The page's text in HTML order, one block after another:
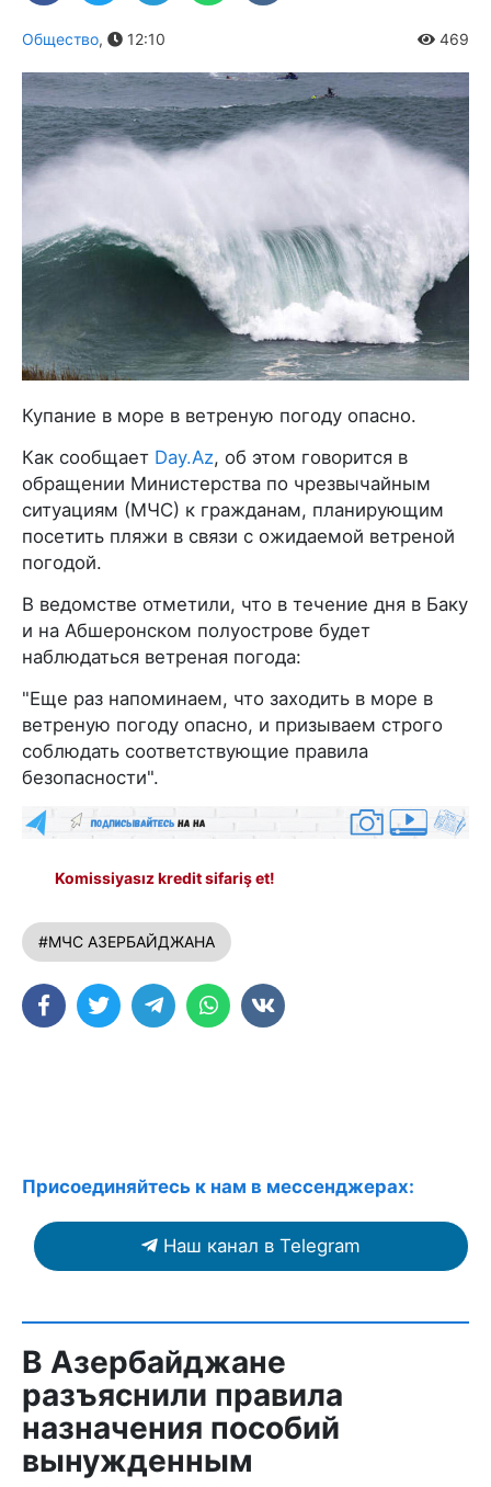
Общество, 12:10 469
Купание в море в ветреную погоду опасно.
Как сообщает Day.Az, об этом говорится в
обращении Министерства по чрезвычайным
ситуациям (МЧС) к гражданам, планирующим
посетить пляжи в связи с ожидаемой ветреной
погодой.
В ведомстве отметили, что в течение дня в Баку
и на Абшеронском полуострове будет
наблюдаться ветреная погода:
"Еще раз напоминаем, что заходить в море в
ветреную погоду опасно, и призываем строго
соблюдать соответствующие правила
безопасности".
Komissiyasız kredit sifariş et!
#МЧС АЗЕРБАЙДЖАНА
Присоединяйтесь к нам в мессенджерах:
Наш канал в Telegram
В Азербайджане
разъяснили правила
назначения пособий
вынужденным